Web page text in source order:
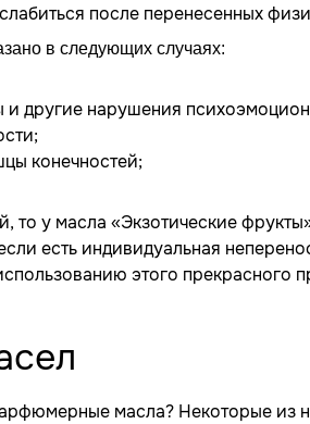
после перенесенных
в следующих случаях:
и другие нарушения
конечностей;
то у масла «Экзотические
есть индивидуальная
этого прекрасного
масла? Некоторые из